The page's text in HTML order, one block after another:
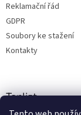
Reklamační řád
GDPR
Soubory ke stažení
Kontakty
Toplist